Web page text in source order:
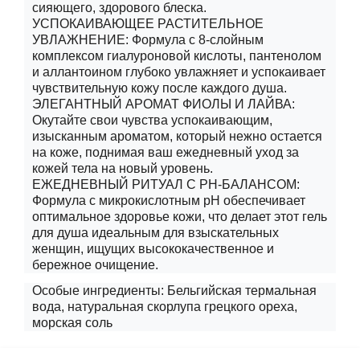
сияющего, здорового блеска.
УСПОКАИВАЮЩЕЕ РАСТИТЕЛЬНОЕ
УВЛАЖНЕНИЕ: Формула с 8-слойным
комплексом гиалуроновой кислоты, пантенолом
и аллантоином глубоко увлажняет и успокаивает
чувствительную кожу после каждого душа.
ЭЛЕГАНТНЫЙ АРОМАТ ФИОЛЫ И ЛАЙВА:
Окутайте свои чувства успокаивающим,
изысканным ароматом, который нежно остается
на коже, поднимая ваш ежедневный уход за
кожей тела на новый уровень.
ЕЖЕДНЕВНЫЙ РИТУАЛ С PH-БАЛАНСОМ:
Формула с микрокислотным pH обеспечивает
оптимальное здоровье кожи, что делает этот гель
для душа идеальным для взыскательных
женщин, ищущих высококачественное и
бережное очищение.
Особые ингредиенты: Бельгийская термальная
вода, натуральная скорлупа грецкого ореха,
морская соль